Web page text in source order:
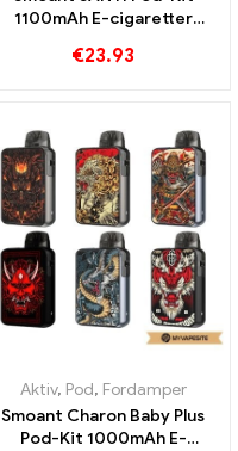
1100mAh E-cigaretter
€23.93
Aktiv, Pod, Fordamper
Smoant Charon Baby Plus
Pod-Kit 1000mAh E-